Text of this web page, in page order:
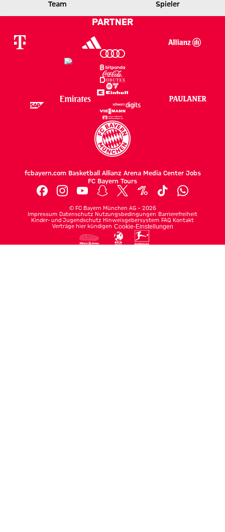
SGE
Team Spieler
PARTNER
fcbayern.com Basketball Allianz Arena Media Center Jobs
FC Bayern Tours
© FC Bayern München AG – 2026
Impressum Datenschutz Nutzungsbedingungen Barrierefreiheit
Kinder- und Jugendschutz Hinweisgebersystem FAQ Kontakt
Verträge hier kündigen Cookie-Einstellungen